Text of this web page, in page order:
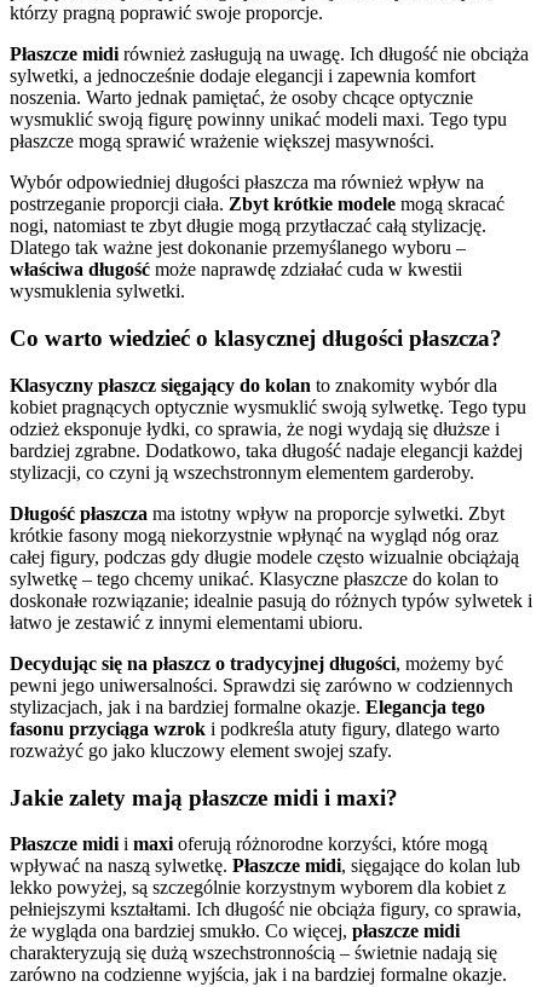
którzy pragną poprawić swoje proporcje.
Płaszcze midirównież zasługują na uwagę. Ich długość nie obciąża
sylwetki, a jednocześnie dodaje elegancji i zapewnia komfort
noszenia. Warto jednak pamiętać, że osoby chcące optycznie
wysmuklić swoją figurę powinny unikać modeli maxi. Tego typu
płaszcze mogą sprawić wrażenie większej masywności.
Wybór odpowiedniej długości płaszcza ma również wpływ na
postrzeganie proporcji ciała. Zbyt krótkie modele mogą skracać
nogi, natomiast te zbyt długie mogą przytłaczać całą stylizację.
Dlatego tak ważne jest dokonanie przemyślanego wyboru –
właściwa długość może naprawdę zdziałać cuda w kwestii
wysmuklenia sylwetki.
Co warto wiedzieć o klasycznej długości płaszcza?
Klasyczny płaszcz sięgający do kolan to znakomity wybór dla
kobiet pragnących optycznie wysmuklić swoją sylwetkę. Tego typu
odzież eksponuje łydki, co sprawia, że nogi wydają się dłuższe i
bardziej zgrabne. Dodatkowo, taka długość nadaje elegancji każdej
stylizacji, co czyni ją wszechstronnym elementem garderoby.
Długość płaszcza ma istotny wpływ na proporcje sylwetki. Zbyt
krótkie fasony mogą niekorzystnie wpłynąć na wygląd nóg oraz
całej figury, podczas gdy długie modele często wizualnie obciążają
sylwetkę – tego chcemy unikać. Klasyczne płaszcze do kolan to
doskonałe rozwiązanie; idealnie pasują do różnych typów sylwetek i
łatwo je zestawić z innymi elementami ubioru.
Decydując się na płaszcz o tradycyjnej długości, możemy być
pewni jego uniwersalności. Sprawdzi się zarówno w codziennych
stylizacjach, jak i na bardziej formalne okazje. Elegancja tego
fasonu przyciąga wzrok i podkreśla atuty figury, dlatego warto
rozważyć go jako kluczowy element swojej szafy.
Jakie zalety mają płaszcze midi i maxi?
Płaszcze midi i maxi oferują różnorodne korzyści, które mogą
wpływać na naszą sylwetkę. Płaszcze midi, sięgające do kolan lub
lekko powyżej, są szczególnie korzystnym wyborem dla kobiet z
pełniejszymi kształtami. Ich długość nie obciąża figury, co sprawia,
że wygląda ona bardziej smukło. Co więcej, płaszcze midi
charakteryzują się dużą wszechstronnością – świetnie nadają się
zarówno na codzienne wyjścia, jak i na bardziej formalne okazje.